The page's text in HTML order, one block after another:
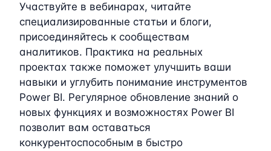
Участвуйте в вебинарах, читайте
специализированные статьи и блоги,
присоединяйтесь к сообществам
аналитиков. Практика на реальных
проектах также поможет улучшить ваши
навыки и углубить понимание инструментов
Power BI. Регулярное обновление знаний о
новых функциях и возможностях Power BI
позволит вам оставаться
конкурентоспособным в быстро